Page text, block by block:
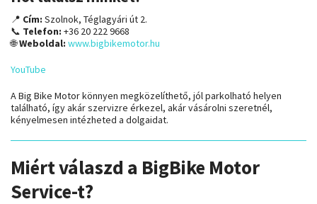
📍 Cím: Szolnok, Téglagyári út 2.
📞 Telefon: +36 20 222 9668
🌐Weboldal: www.bigbikemotor.hu
YouTube
A Big Bike Motor könnyen megközelíthető, jól parkolható helyen
található, így akár szervizre érkezel, akár vásárolni szeretnél,
kényelmesen intézheted a dolgaidat.
Miért válaszd a BigBike Motor
Service-t?